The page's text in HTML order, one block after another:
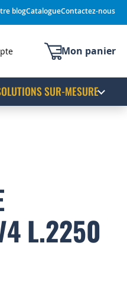
blogCatalogueContactez-nous
Mon panier
SUR-MESURE
L.2250